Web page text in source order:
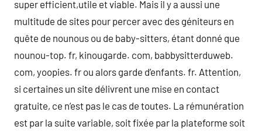
super efficient,utile et viable. Mais il y a aussi une
multitude de sites pour percer avec des géniteurs en
quête de nounous ou de baby-sitters, étant donné que
nounou-top. fr, kinougarde. com, babbysitterduweb.
com, yoopies. fr ou alors garde d’enfants. fr. Attention,
si certaines un site délivrent une mise en contact
gratuite, ce n’est pas le cas de toutes. La rémunération
est par la suite variable, soit fixée par la plateforme soit